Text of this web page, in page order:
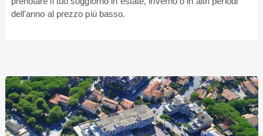
dell'anno al prezzo più basso.